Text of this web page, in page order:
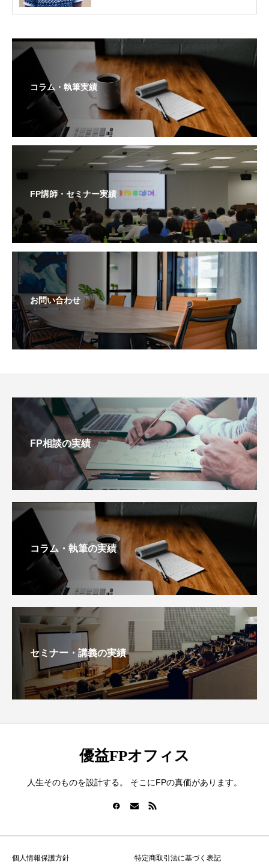
コラム・執筆実績
FP講師・セミナー実績
お問い合わせ
FP相談の実績
コラム・執筆の実績
セミナー・講義の実績
優益FPオフィス
人生そのものを設計する。 そこにFPの真価があります。
個人情報保護方針 特定商取引法に基づく表記